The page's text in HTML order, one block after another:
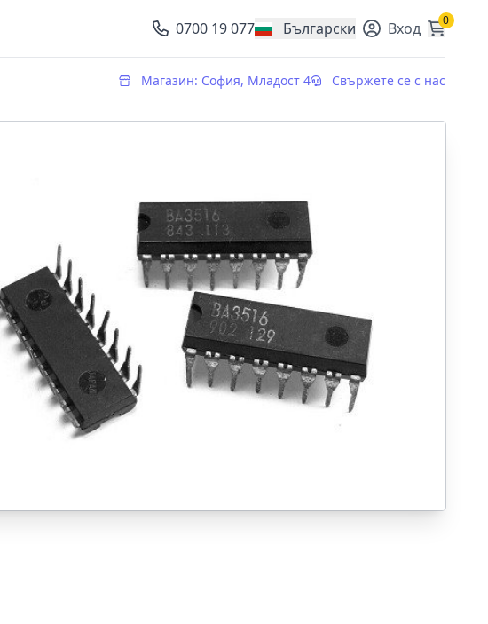
0700 19 077 Български
, change currency Вход 0
Магазин: София, Младост 4 Свържете се с нас